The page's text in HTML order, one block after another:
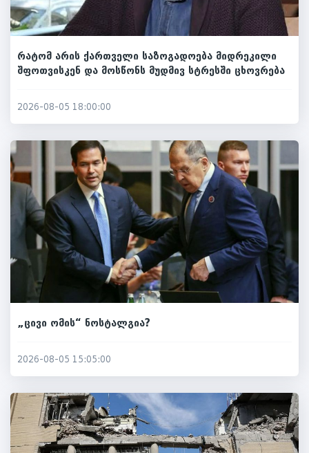
რატომ არის ქართველი საზოგადოება მიდრეკილი
შფოთვისკენ და მოსწონს მუდმივ სტრესში ცხოვრება
2026-08-05 18:00:00
„ცივი ომის“ ნოსტალგია?
2026-08-05 15:05:00